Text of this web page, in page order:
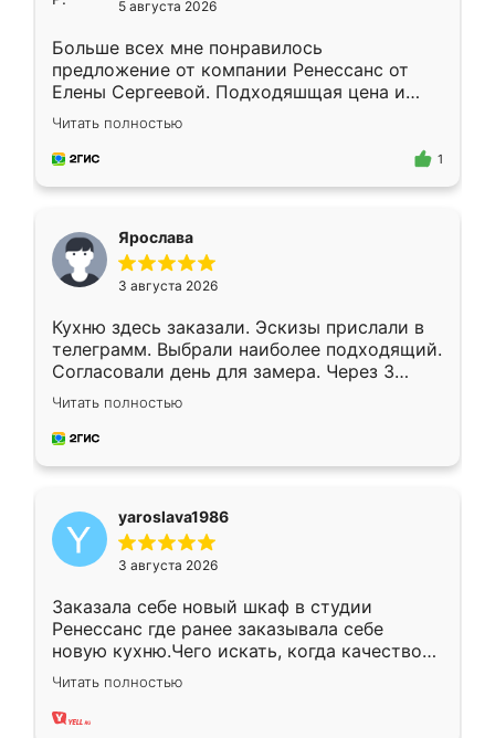
5 августа 2026
Больше всех мне понравилось
предложение от компании Ренессанс от
Елены Сергеевой. Подходяшщая цена и
короткие сроки изготовления. Приехавший
для замера сотрудник Владислав
предложил по моему эскизу самый
Читать полностью
1
Ярослава
3 августа 2026
Кухню здесь заказали. Эскизы прислали в
телеграмм. Выбрали наиболее подходящий.
Согласовали день для замера. Через 3
недели кухня была уже готова. Остались
довольны работой. Спасибо Ренессанс
мебель за качественную работу!
Читать полностью
yaroslava1986
3 августа 2026
Заказала себе новый шкаф в студии
Ренессанс где ранее заказывала себе
новую кухню.Чего искать, когда качеством
вполне довольна. Служит кухня уже почти
два года, нареканий нет.
Читать полностью